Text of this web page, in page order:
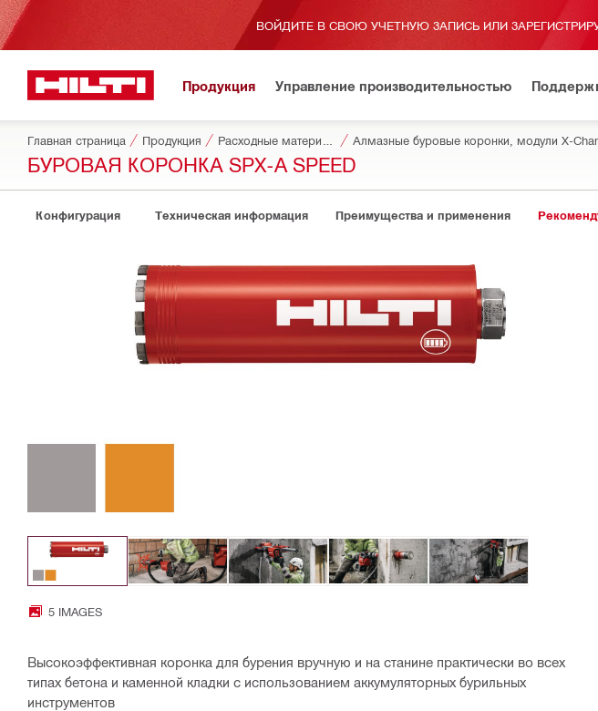
ВОЙДИТЕ В СВОЮ УЧЕТНУЮ ЗАПИСЬ ИЛИ
Продукция Управление производительностью
Главная страница Продукция Алмазные буровые коронки, модули X-
БУРОВАЯ КОРОНКА SPX-A SPEED
Конфигурация Техническая информация Преимущества и применения
5 IMAGES
Высокоэффективная коронка для бурения вручную и на станине практически во всех
типах бетона и каменной кладки с использованием аккумуляторных бурильных
инструментов